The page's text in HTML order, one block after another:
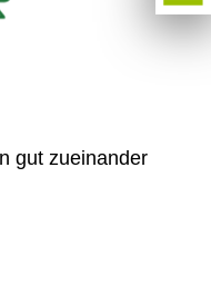
gut zueinander